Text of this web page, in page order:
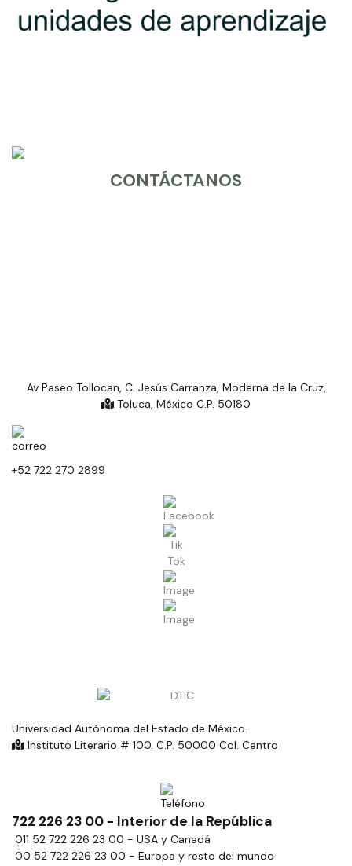
CONTÁCTANOS
Av Paseo Tollocan, C. Jesús Carranza, Moderna de la Cruz,
Toluca, México C.P. 50180
+52 722 270 2899
Universidad Autónoma del Estado de México.
Instituto Literario # 100. C.P. 50000 Col. Centro
722 226 23 00 - Interior de la República
011 52 722 226 23 00 - USA y Canadá
00 52 722 226 23 00 - Europa y resto del mundo